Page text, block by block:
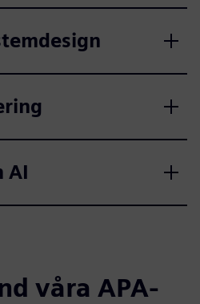
AI
våra APA-